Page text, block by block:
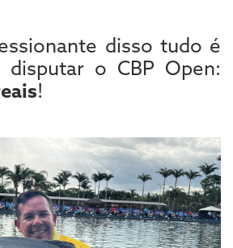
disso tudo é
o CBP Open:
!